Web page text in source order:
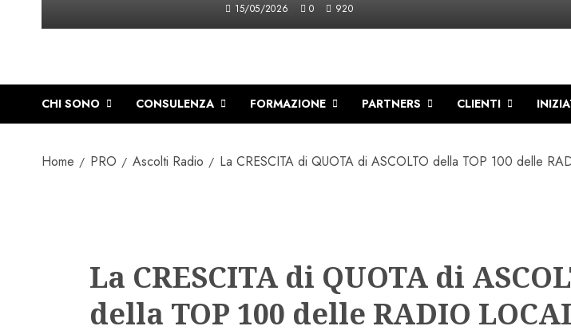
15/05/2026 0 920
CHI SONO CONSULENZA FORMAZIONE PARTNERS CLIENTI
Home PRO Ascolti Radio La CRESCITA di QUOTA di ASCOLTO della TOP 100 delle
La CRESCITA di QUOTA di
della TOP 100 delle RADIO